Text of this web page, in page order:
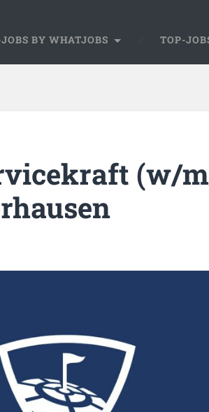
BY WHATJOBS TOP-
(w/